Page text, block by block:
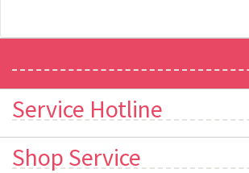
Service Hotline
Shop Service